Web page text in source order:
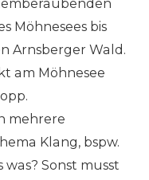
Möhnesees bis
Arnsberger Wald.
am Möhnesee
mehrere
Klang, bspw.
Sonst musst